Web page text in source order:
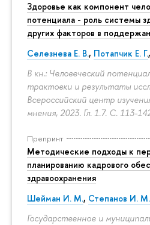
Здоровье как компонент
потенциала - роль системы
других факторов в
Селезнева Е. В., Потапчик Е. Г.,
В кн.: Человеческий
трактовки и результаты
Всероссийский центр
мнения, 2023. Гл. 1.7. С. 113-
Препринт
Методические подходы к
планированию кадрового
здравоохранения
Шейман И. М., Степанов И. М.
Государственное и